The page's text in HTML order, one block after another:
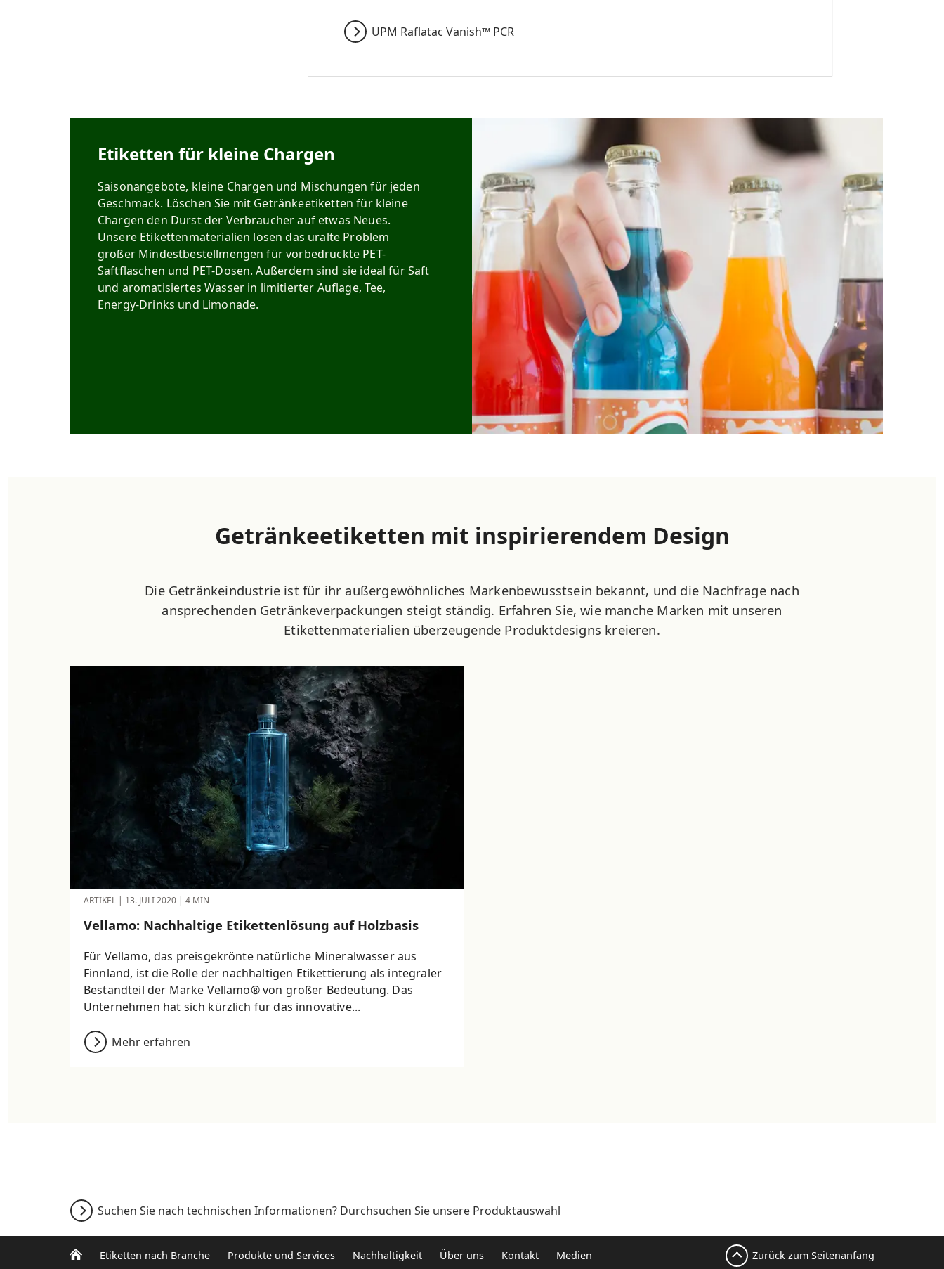
UPM Raflatac Vanish™ PCR
Etiketten für kleine Chargen
Saisonangebote, kleine Chargen und Mischungen für jeden
Geschmack. Löschen Sie mit Getränkeetiketten für kleine
Chargen den Durst der Verbraucher auf etwas Neues.
Unsere Etikettenmaterialien lösen das uralte Problem
großer Mindestbestellmengen für vorbedruckte PET-
Saftflaschen und PET-Dosen. Außerdem sind sie ideal für Saft
und aromatisiertes Wasser in limitierter Auflage, Tee,
Energy-Drinks und Limonade.
Getränkeetiketten mit inspirierendem Design
Die Getränkeindustrie ist für ihr außergewöhnliches Markenbewusstsein bekannt, und die Nachfrage nach
ansprechenden Getränkeverpackungen steigt ständig. Erfahren Sie, wie manche Marken mit unseren
Etikettenmaterialien überzeugende Produktdesigns kreieren.
ARTIKEL | 13. JULI 2020 | 4 MIN
Vellamo: Nachhaltige Etikettenlösung auf Holzbasis
Für Vellamo, das preisgekrönte natürliche Mineralwasser aus
Finnland, ist die Rolle der nachhaltigen Etikettierung als integraler
Bestandteil der Marke Vellamo® von großer Bedeutung. Das
Unternehmen hat sich kürzlich für das innovative...
Mehr erfahren
Suchen Sie nach technischen Informationen? Durchsuchen Sie unsere Produktauswahl
Etiketten nach Branche Produkte und Services Nachhaltigkeit Über uns Kontakt Medien Zurück zum Seitenanfang